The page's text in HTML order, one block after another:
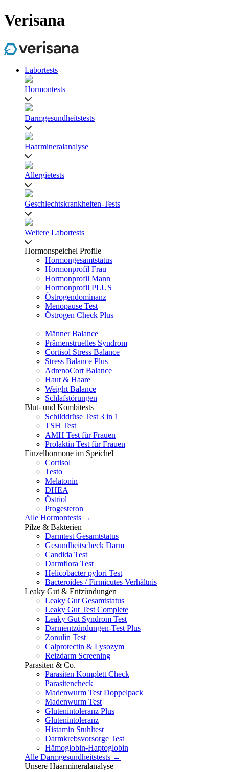
Verisana
Labortests
Hormontests
Darmgesundheitstests
Haarmineralanalyse
Allergietests
Geschlechtskrankheiten-Tests
Weitere Labortests
Hormonspeichel Profile
Hormongesamtstatus
Hormonprofil Frau
Hormonprofil Mann
Hormonprofil PLUS
Östrogendominanz
Menopause Test
Östrogen Check Plus
Männer Balance
Prämenstruelles Syndrom
Cortisol Stress Balance
Stress Balance Plus
AdrenoCort Balance
Haut & Haare
Weight Balance
Schlafstörungen
Blut- und Kombitests
Schilddrüse Test 3 in 1
TSH Test
AMH Test für Frauen
Prolaktin Test für Frauen
Einzelhormone im Speichel
Cortisol
Testo
Melatonin
DHEA
Östriol
Progesteron
Alle Hormontests →
Pilze & Bakterien
Darmtest Gesamtstatus
Gesundheitscheck Darm
Candida Test
Darmflora Test
Helicobacter pylori Test
Bacteroides / Firmicutes Verhältnis
Leaky Gut & Entzündungen
Leaky Gut Gesamtstatus
Leaky Gut Test Complete
Leaky Gut Syndrom Test
Darmentzündungen-Test Plus
Zonulin Test
Calprotectin & Lysozym
Reizdarm Screening
Parasiten & Co.
Parasiten Komplett Check
Parasitencheck
Madenwurm Test Doppelpack
Madenwurm Test
Glutenintoleranz Plus
Glutenintoleranz
Histamin Stuhltest
Darmkrebsvorsorge Test
Hämoglobin-Haptoglobin
Alle Darmgesundheitstests →
Unsere Haarmineralanalyse